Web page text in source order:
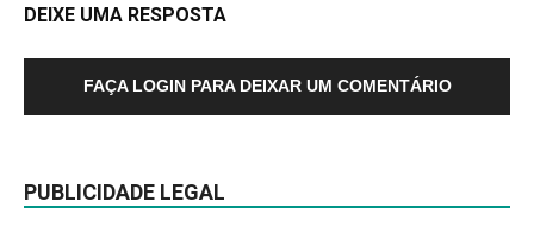
DEIXE UMA RESPOSTA
FAÇA LOGIN PARA DEIXAR UM COMENTÁRIO
PUBLICIDADE LEGAL